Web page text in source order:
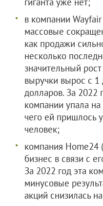
в компании
массовые
как продажи
несколько
значительный
выручки вырос с
долларов. За 2022
компании упала на
чего ей пришлось
человек;
компания Home24
бизнес в связи с
За 2022 год эта
минусовые
акций снизилась